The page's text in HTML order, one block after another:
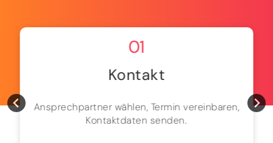
01
Kontakt
Ansprechpartner wählen, Termin vereinbaren,
Kontaktdaten senden.